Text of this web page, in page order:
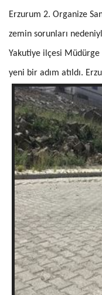
Erzurum 2. Organize
zemin sorunları
Yakutiye ilçesi Müdürge
yeni bir adım atıldı.